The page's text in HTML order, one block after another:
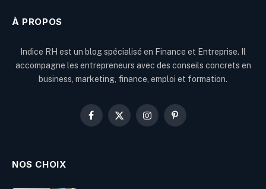
À PROPOS
Indice RH est un blog spécialisé en Finance et Entreprise. Il
accompagne les entrepreneurs avec des conseils concrets en
business, marketing, finance, emploi et formation.
Facebook
X
InstagramPinterest
NOS CHOIX